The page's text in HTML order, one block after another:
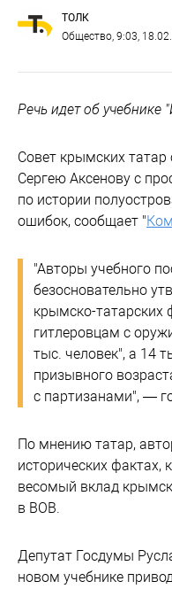
ТОЛК
Общество, 9:03,
Речь идет об учебнике
Совет крымских татар
Сергею Аксенову с
по истории
ошибок, сообщает "
"Авторы учебного
безосновательно
крымско-
гитлеровцам с
тыс. человек", а 14
призывного
с партизанами", —
По мнению татар,
исторических
весомый вклад
в ВОВ.
Депутат Госдумы
новом учебнике